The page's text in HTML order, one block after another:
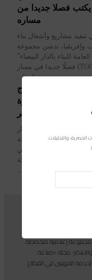
يكتب فصلا جديدا من
مساره
تنفيذ مشاريع وأشغال بناء
وإفريقيا، تدشن مجموعة
للبناء بالدار البيضاء"
(TGCC SA) فصلًا جديدا في مسار
نجاحها...
الـAMMC تؤشِّر على إدراج
شركة TGCC في البورصة وفترة
تمتد إلى 3 دجنبر
العامة للبناء بالدار
البيضاء" (TGCC SA)، على تأشيرة الهيئة
قصد إدراجها في
وأوضح بلاغ للشركة
أن...
عام 2013، وهي مجموعة إعلامية متخصصة
مجلة «صناعة
المهنيين في القطاع
الحصرية، والتحليلات